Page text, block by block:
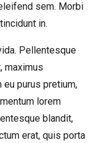
sem. Morbi
in.
Pellentesque
maximus
eu purus pretium,
lorem
blandit,
erat, quis porta